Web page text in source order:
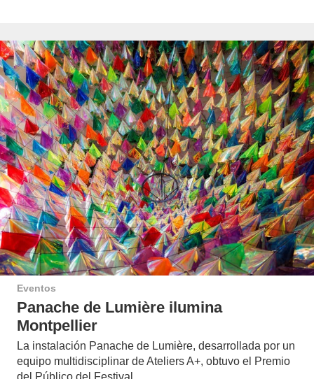
Eventos
Panache de Lumière ilumina
Montpellier
La instalación Panache de Lumière, desarrollada por un
equipo multidisciplinar de Ateliers A+, obtuvo el Premio
del Público del Festival…